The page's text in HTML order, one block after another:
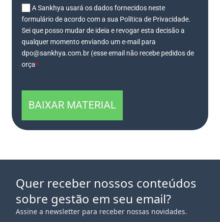
A Sankhya usará os dados fornecidos neste
formulário de acordo com a sua Política de Privacidade.
Sei que posso mudar de ideia e revogar esta decisão a
qualquer momento enviando um e-mail para
dpo@sankhya.com.br (esse email não recebe pedidos de
orça*
BAIXAR MATERIAL
Quer receber nossos conteúdos
sobre gestão em seu email?
Assine a newsletter para receber nossas novidades.